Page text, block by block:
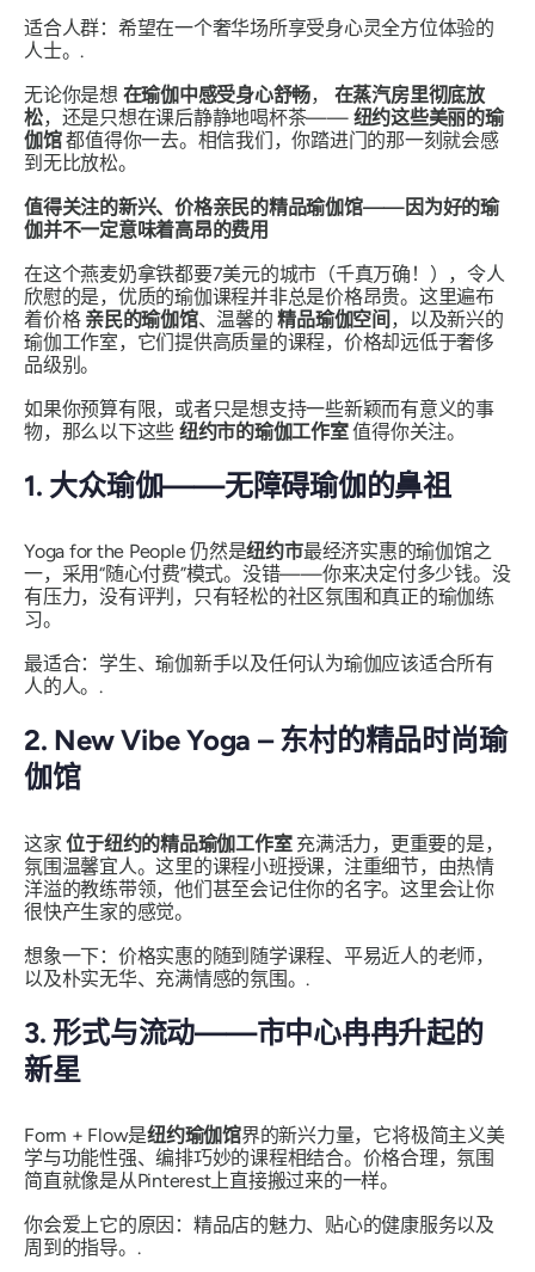
适合人群：希望在一个奢华场所享受身心灵全方位体验的
人士。.
无论你是想 在瑜伽中感受身心舒畅， 在蒸汽房里彻底放
松，还是只想在课后静静地喝杯茶—— 纽约这些美丽的瑜
伽馆都值得你一去。相信我们，你踏进门的那一刻就会感
到无比放松。
值得关注的新兴、价格亲民的精品瑜伽馆——因为好的瑜
伽并不一定意味着高昂的费用
在这个燕麦奶拿铁都要7美元的城市（千真万确！），令人
欣慰的是，优质的瑜伽课程并非总是价格昂贵。这里遍布
着价格 亲民的瑜伽馆、温馨的精品瑜伽空间 ，以及新兴的
瑜伽工作室，它们提供高质量的课程，价格却远低于奢侈
品级别。
如果你预算有限，或者只是想支持一些新颖而有意义的事
物，那么以下这些 纽约市的瑜伽工作室值得你关注。
1. 大众瑜伽——无障碍瑜伽的鼻祖
Yoga for the People 仍然是纽约市最经济实惠的瑜伽馆之
一，采用“随心付费”模式。没错——你来决定付多少钱。没
有压力，没有评判，只有轻松的社区氛围和真正的瑜伽练
习。
最适合：学生、瑜伽新手以及任何认为瑜伽应该适合所有
人的人。.
2. New Vibe Yoga – 东村的精品时尚瑜
伽馆
这家位于纽约的精品瑜伽工作室充满活力，更重要的是，
氛围温馨宜人。这里的课程小班授课，注重细节，由热情
洋溢的教练带领，他们甚至会记住你的名字。这里会让你
很快产生家的感觉。
想象一下：价格实惠的随到随学课程、平易近人的老师，
以及朴实无华、充满情感的氛围。.
3. 形式与流动——市中心冉冉升起的
新星
Form + Flow是纽约瑜伽馆界的新兴力量，它将极简主义美
学与功能性强、编排巧妙的课程相结合。价格合理，氛围
简直就像是从Pinterest上直接搬过来的一样。
你会爱上它的原因：精品店的魅力、贴心的健康服务以及
周到的指导。.